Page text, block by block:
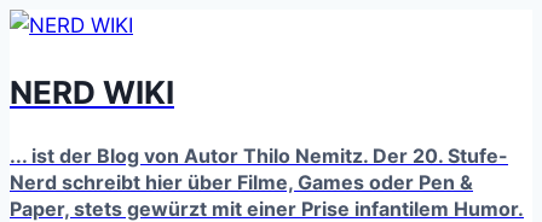
Zum
springen
NERD WIKI
... ist der Blog von Autor Thilo Nemitz. Der 20. Stufe-
Nerd schreibt hier über Filme, Games oder Pen &
Paper, stets gewürzt mit einer Prise infantilem Humor.